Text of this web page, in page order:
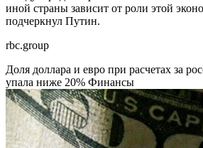
иной страны зависит от роли этой
подчеркнул Путин.
rbc.group
Доля доллара и евро при расчетах за
упала ниже 20% Финансы